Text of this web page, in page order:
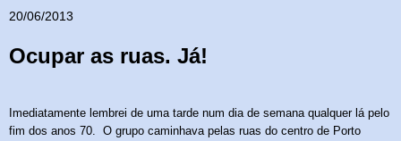
20/06/2013
Ocupar as ruas. Já!
Imediatamente lembrei de uma tarde num dia de semana qualquer lá pelo
fim dos anos 70. O grupo caminhava pelas ruas do centro de Porto